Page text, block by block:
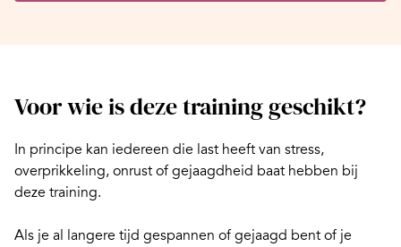
Voor wie is deze training geschikt?
In principe kan iedereen die last heeft van stress,
overprikkeling, onrust of gejaagdheid baat hebben bij
deze training.
Als je al langere tijd gespannen of gejaagd bent of je